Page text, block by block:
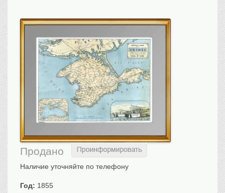
Санкт-Петербург
Российская империя
Прочие
Старинные карты
Российская империя
Европа
Мир
Исторические карты
Виды городов
Российская империя
Прочие
Продано
Наличие уточняйте по телефону
Год: 1855